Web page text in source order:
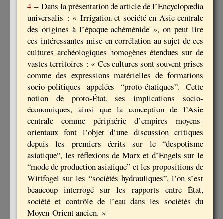
4 – Dans la présentation de article de l’Encyclopædia
universalis : « Irrigation et société en Asie centrale
des origines à l’époque achéménide », on peut lire
ces intéressantes mise en corrélation au sujet de ces
cultures archéologiques homogènes étendues sur de
vastes territoires : « Ces cultures sont souvent prises
comme des expressions matérielles de formations
socio-politiques appelées “proto-étatiques”. Cette
notion de proto-État, ses implications socio-
économiques, ainsi que la conception de l’Asie
centrale comme périphérie d’empires moyens-
orientaux font l’objet d’une discussion critiques
depuis les premiers écrits sur le “despotisme
asiatique”, les réflexions de Marx et d’Engels sur le
“mode de production asiatique” et les propositions de
Wittfogel sur les “sociétés hydrauliques”, l’on s’est
beaucoup interrogé sur les rapports entre État,
société et contrôle de l’eau dans les sociétés du
Moyen-Orient ancien. »